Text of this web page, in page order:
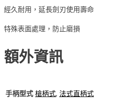
經久耐用，延長劍刃使用壽命
特殊表面處理，防止磨損
額外資訊
手柄型式 槍柄式, 法式直柄式